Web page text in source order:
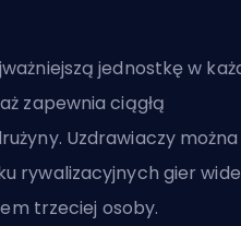
jednostkę w
zapewnia ciągłą
Uzdrawiaczy można
rywalizacyjnych gier
trzeciej osoby.